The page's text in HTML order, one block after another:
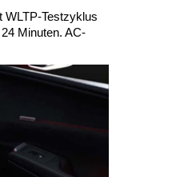
WLTP-Testzyklus
Minuten. AC-